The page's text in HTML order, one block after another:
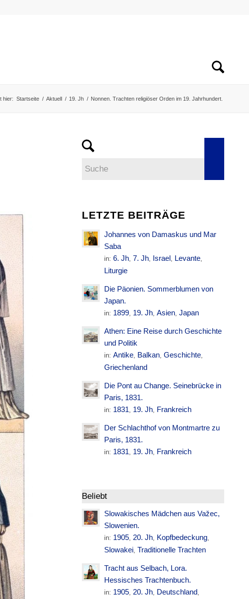
hier: Startseite / Aktuell / 19. Jh / Nonnen. Trachten religiöser Orden im 19. Jahrhundert.
LETZTE BEITRÄGE
Johannes von Damaskus und Mar
Saba
in:6. Jh, 7. Jh, Israel, Levante,
Liturgie
Die Päonien. Sommerblumen von
Japan.
in: 1899, 19. Jh,Asien,Japan
Athen: Eine Reise durch Geschichte
und Politik
in:Antike, Balkan,Geschichte,
Griechenland
Die Pont au Change. Seinebrücke in
Paris, 1831.
in: 1831, 19. Jh, Frankreich
Der Schlachthof von Montmartre zu
Paris, 1831.
in: 1831, 19. Jh, Frankreich
Beliebt
Slowakisches Mädchen aus Važec,
Slowenien.
in: 1905,20. Jh, Kopfbedeckung,
Slowakei, Traditionelle Trachten
Tracht aus Selbach, Lora.
Hessisches Trachtenbuch.
in: 1905,20. Jh, Deutschland,